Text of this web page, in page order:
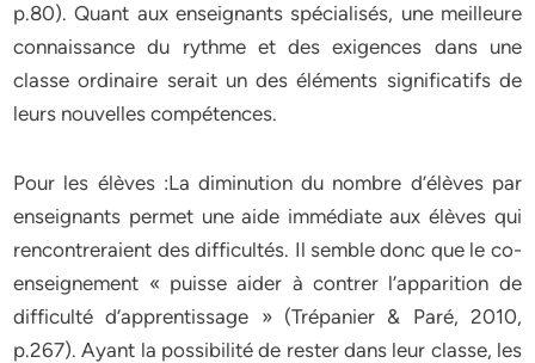
p.80). Quant aux enseignants spécialisés, une meilleure
connaissance du rythme et des exigences dans une
classe ordinaire serait un des éléments significatifs de
leurs nouvelles compétences.
Pour les élèves :La diminution du nombre d’élèves par
enseignants permet une aide immédiate aux élèves qui
rencontreraient des difficultés. Il semble donc que le co-
enseignement « puisse aider à contrer l’apparition de
difficulté d’apprentissage » (Trépanier & Paré, 2010,
p.267). Ayant la possibilité de rester dans leur classe, les